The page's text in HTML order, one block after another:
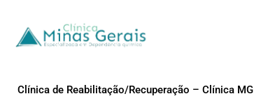
Clínica de Reabilitação/Recuperação – Clínica MG